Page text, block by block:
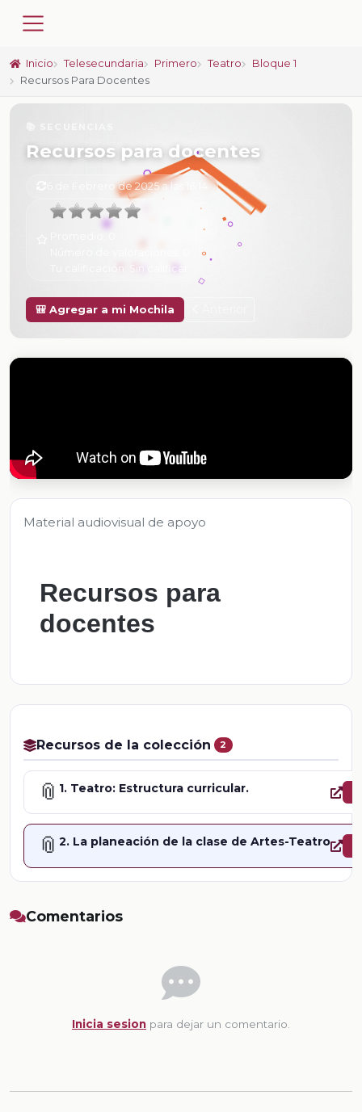
Inicio Telesecundaria Primero Teatro
Bloque 1
Recursos Para Docentes
Recursos para docentes
6 de Febrero de 2025 a las 16:14
Tu calificación:
Sin calificar
🎒 Agregar a mi Mochila
Material audiovisual de apoyo
Recursos para
docentes
Recursos de la colección 2
📎 1. Teatro: Estructura curricular.
📎 2. La planeación de la clase de Artes-Teatro
Comentarios
Inicia sesion para dejar un comentario.